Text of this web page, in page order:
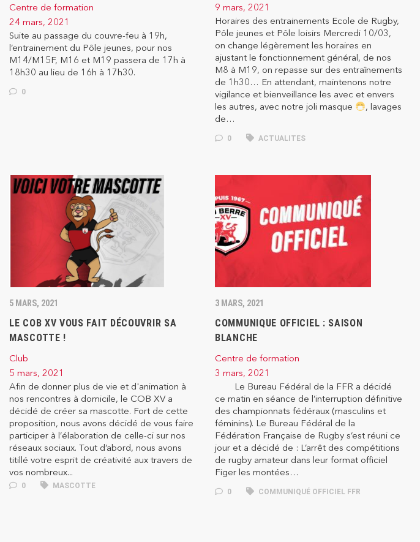
Centre de formation
24 mars, 2021
Suite au passage du couvre-feu à 19h,
l’entrainement du Pôle jeunes, pour nos
M14/M15F, M16 et M19 passera de 17h à
18h30 au lieu de 16h à 17h30.
0
9 mars, 2021
Horaires des entrainements Ecole de Rugby,
Pôle jeunes et Pôle loisirs Mercredi 10/03,
on change légèrement les horaires en
ajustant le fonctionnement général, de nos
M8 à M19, on repasse sur des entraînements
de 1h30… En attendant, maintenons notre
vigilance et bienveillance les avec et envers
les autres, avec notre joli masque
, lavages
de…
0 ACTUALITES
5 MARS, 2021
LE COB XV VOUS FAIT DÉCOUVRIR SA
MASCOTTE !
Club
5 mars, 2021
Afin de donner plus de vie et d'animation à
nos rencontres à domicile, le COB XV a
décidé de créer sa mascotte. Fort de cette
proposition, nous avons décidé de vous faire
participer à l’élaboration de celle-ci sur nos
réseaux sociaux. Tout d’abord, nous avons
titillé votre esprit de créativité aux travers de
vos nombreux...
0 MASCOTTE
3 MARS, 2021
COMMUNIQUE OFFICIEL : SAISON
BLANCHE
Centre de formation
3 mars, 2021
Le Bureau Fédéral de la FFR a décidé
ce matin en séance de l’interruption définitive
des championnats fédéraux (masculins et
féminins). Le Bureau Fédéral de la
Fédération Française de Rugby s’est réuni ce
jour et a décidé de : L’arrêt des compétitions
de rugby amateur dans leur format officiel
Figer les montées…
0 COMMUNIQUÉ OFFICIEL FFR